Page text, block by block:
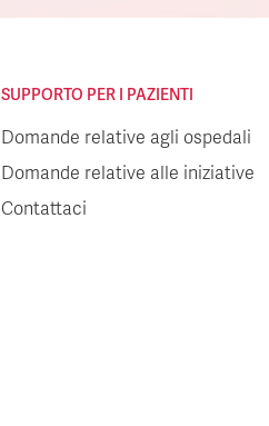
SUPPORTO PER I PAZIENTI
Domande relative agli ospedali
Domande relative alle iniziative
Contattaci